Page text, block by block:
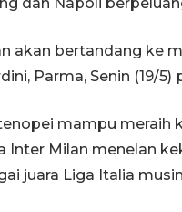
akan bertandang ke
Parma, Senin (19/
mampu
Inter Milan menelan
juara Liga Italia